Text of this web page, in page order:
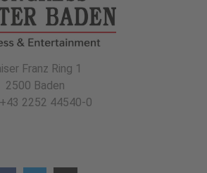
Franz Ring 1
2500 Baden
2252 44540-0